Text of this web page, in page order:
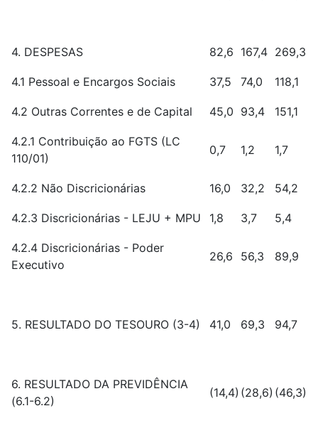
4. DESPESAS 82,6 167,4 269,3
4.1 Pessoal e Encargos Sociais 37,5 74,0 118,1
4.2 Outras Correntes e de Capital 45,0 93,4 151,1
4.2.1 Contribuição ao FGTS (LC
110/01)
0,7 1,2 1,7
4.2.2 Não Discricionárias 16,0 32,2 54,2
4.2.3 Discricionárias - LEJU + MPU 1,8 3,7 5,4
4.2.4 Discricionárias - Poder
Executivo
26,6 56,3 89,9
5. RESULTADO DO TESOURO (3-4) 41,0 69,3 94,7
6. RESULTADO DA PREVIDÊNCIA
(6.1-6.2)
(14,4) (28,6) (46,3)